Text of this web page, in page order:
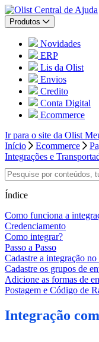
Central de Ajuda
Produtos
Novidades
ERP
Lis da Olist
Envios
Credito
Conta Digital
Ecommerce
Ir para o site da Olist
Início
Ecommerce
Integrações e
Índice
Como funciona a
Credenciamento
Como integrar?
Passo a Passo
Cadastre a integração
Cadastre os grupos de
Adicione as formas de
Postagem e Código de
Integração